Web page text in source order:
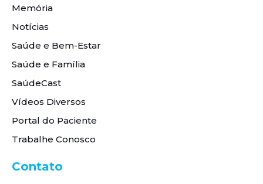
Memória
Notícias
Saúde e Bem-Estar
Saúde e Família
SaúdeCast
Vídeos Diversos
Portal do Paciente
Trabalhe Conosco
Contato